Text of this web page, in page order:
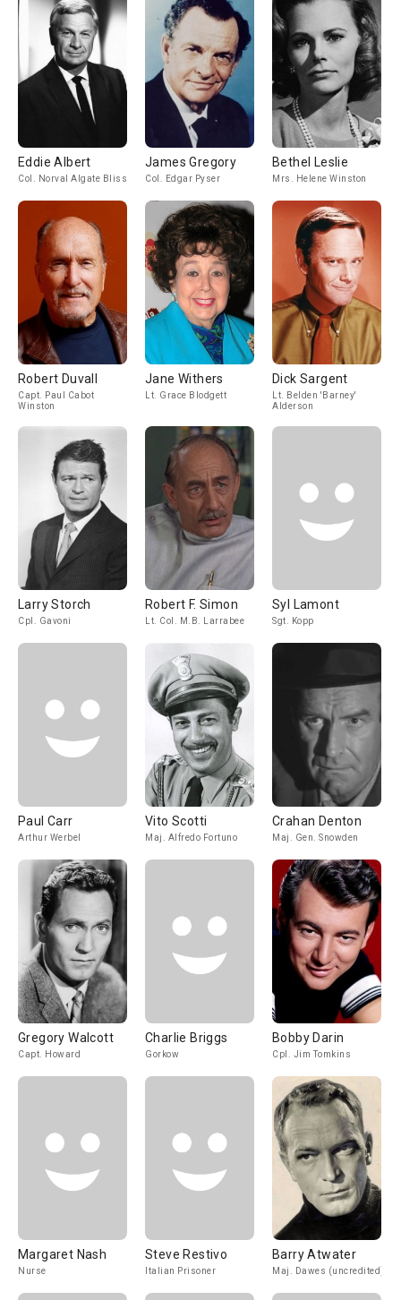
Eddie Albert
Col. Norval Algate Bliss
James Gregory
Col. Edgar Pyser
Bethel Leslie
Mrs. Helene Winston
Robert Duvall
Capt. Paul Cabot
Winston
Jane Withers
Lt. Grace Blodgett
Dick Sargent
Lt. Belden 'Barney'
Alderson
Larry Storch
Cpl. Gavoni
Robert F. Simon
Lt. Col. M.B. Larrabee
Syl Lamont
Sgt. Kopp
Paul Carr
Arthur Werbel
Vito Scotti
Maj. Alfredo Fortuno
Crahan Denton
Maj. Gen. Snowden
Gregory Walcott
Capt. Howard
Charlie Briggs
Gorkow
Bobby Darin
Cpl. Jim Tomkins
Margaret Nash
Nurse
Steve Restivo
Italian Prisoner
Barry Atwater
Maj. Dawes (uncredited)